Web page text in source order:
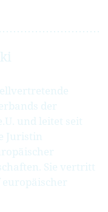
der
und leitet seit
Juristin
Sie vertritt